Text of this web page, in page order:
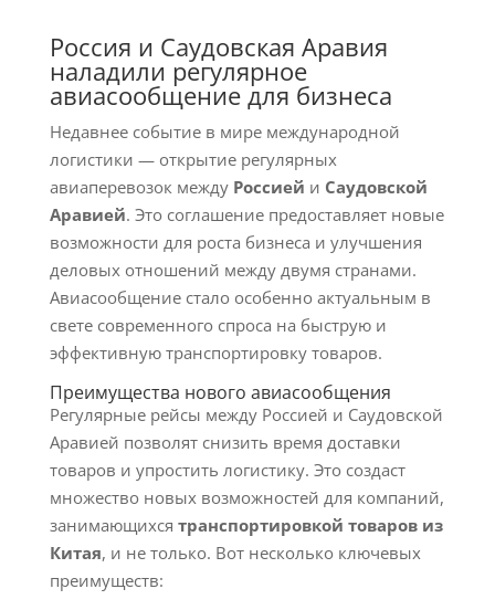
Россия и Саудовская Аравия
наладили регулярное
авиасообщение для бизнеса
Недавнее событие в мире международной
логистики — открытие регулярных
авиаперевозок между Россией и Саудовской
Аравией. Это соглашение предоставляет новые
возможности для роста бизнеса и улучшения
деловых отношений между двумя странами.
Авиасообщение стало особенно актуальным в
свете современного спроса на быструю и
эффективную транспортировку товаров.
Преимущества нового авиасообщения
Регулярные рейсы между Россией и Саудовской
Аравией позволят снизить время доставки
товаров и упростить логистику. Это создаст
множество новых возможностей для компаний,
занимающихся транспортировкой товаров из
Китая, и не только. Вот несколько ключевых
преимуществ: